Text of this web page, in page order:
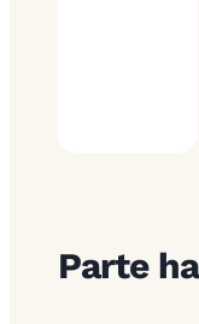
Parte